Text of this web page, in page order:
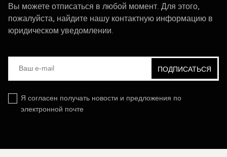
Вы можете отписаться в любой момент. Для этого,
пожалуйста, найдите нашу контактную информацию в
юридическом уведомлении.
Я согласен получать новости и предложения по
электронной почте